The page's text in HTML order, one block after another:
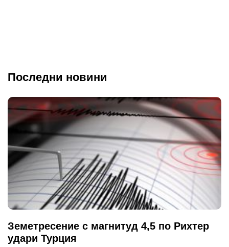
Последни новини
Земетресение с магнитуд 4,5 по Рихтер
удари Турция